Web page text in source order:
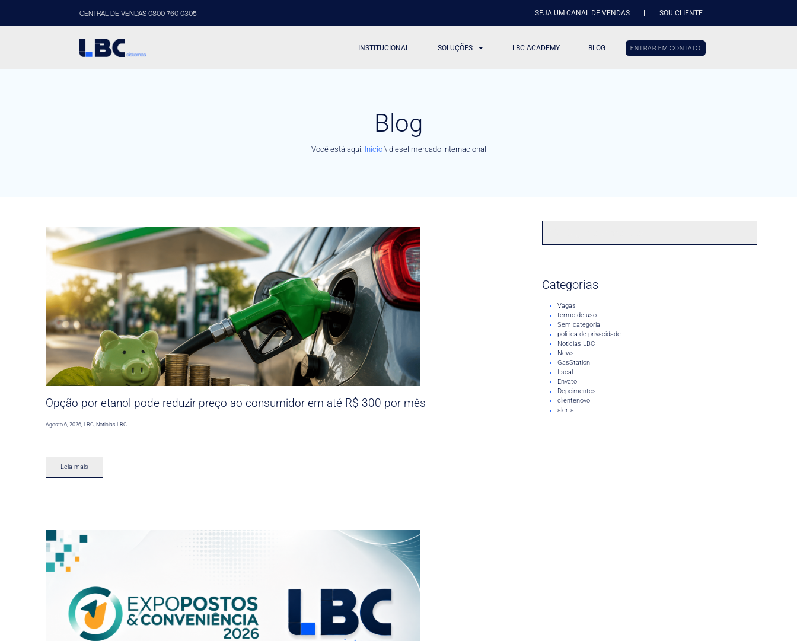
CENTRAL DE VENDAS 0800 760 0305 SEJA UM CANAL DE VENDAS SOU CLIENTE
INSTITUCIONAL SOLUÇÕES LBC ACADEMY BLOG ENTRAR EM CONTATO
Blog
Você está aqui: Início\ diesel mercado internacional
Opção por etanol pode reduzir preço ao consumidor em até R$ 300 por mês
Agosto 6, 2026,LBC,Noticias LBC
Leia mais
Categorias
Vagas
termo de uso
Sem categoria
politica de privacidade
Noticias LBC
News
GasStation
fiscal
Envato
Depoimentos
clientenovo
alerta